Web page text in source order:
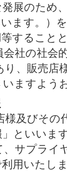
展のため
ます。）
すること
社の社会
、販売店
ますよう
及びその
」といいま
サプライ
用いたし